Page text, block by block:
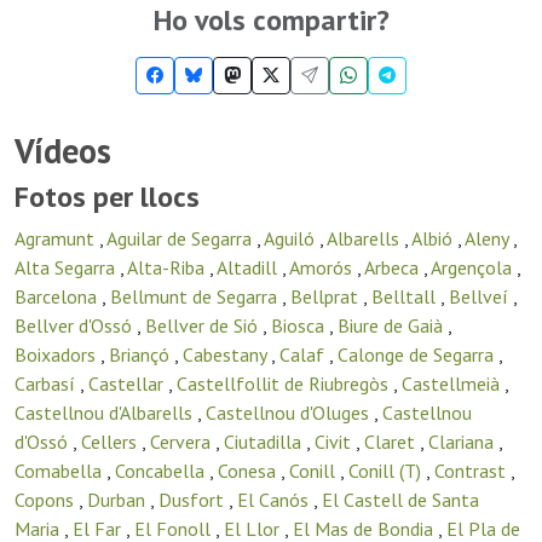
Ho vols compartir?
Vídeos
Fotos per llocs
Agramunt ,Aguilar de Segarra ,Aguiló ,Albarells ,Albió ,Aleny,
Alta Segarra ,Alta-Riba ,Altadill ,Amorós ,Arbeca ,Argençola ,
Barcelona , Bellmunt de Segarra , Bellprat , Belltall , Bellveí ,
Bellver d'Ossó , Bellver de Sió , Biosca , Biure de Gaià ,
Boixadors , Briançó , Cabestany, Calaf , Calonge de Segarra ,
Carbasí , Castellar , Castellfollit de Riubregòs , Castellmeià ,
Castellnou d'Albarells , Castellnou d'Oluges , Castellnou
d'Ossó , Cellers , Cervera , Ciutadilla , Civit , Claret , Clariana ,
Comabella , Concabella , Conesa , Conill , Conill (T) , Contrast ,
Copons , Durban , Dusfort , El Canós , El Castell de Santa
Maria , El Far , El Fonoll , El Llor , El Mas de Bondia , El Pla de